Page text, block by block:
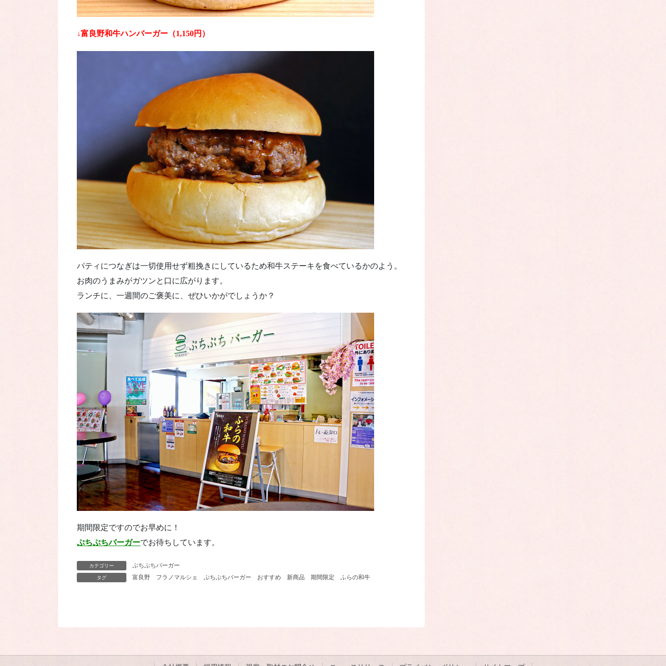
↓富良野和牛ハンバーガー（1,150円）
パティにつなぎは一切使用せず粗挽きにしているため和牛ステーキを食べているかのよう。
お肉のうまみがガツンと口に広がります。
ランチに、一週間のご褒美に、ぜひいかがでしょうか？
期間限定ですのでお早めに！
ぷちぷちバーガーでお待ちしています。
カテゴリー ぷちぷちバーガー
タグ 富良野 フラノマルシェ ぷちぷちバーガー おすすめ 新商品 期間限定 ふらの和牛